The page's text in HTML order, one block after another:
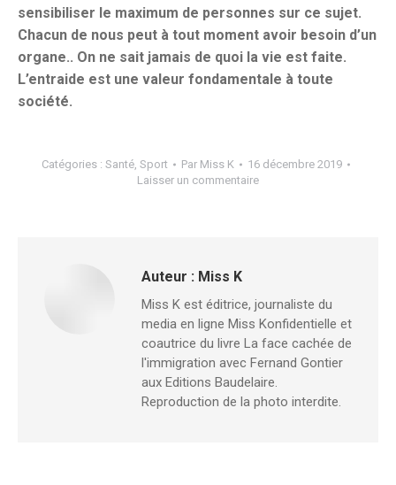
sensibiliser le maximum de personnes sur ce sujet.
Chacun de nous peut à tout moment avoir besoin d’un
organe.. On ne sait jamais de quoi la vie est faite.
L’entraide est une valeur fondamentale à toute
société.
Catégories : Santé, Sport Par Miss K
16 décembre 2019
Laisser un commentaire
Auteur : Miss K
Miss K est éditrice, journaliste du
media en ligne Miss Konfidentielle et
coautrice du livre La face cachée de
l'immigration avec Fernand Gontier
aux Editions Baudelaire.
Reproduction de la photo interdite.